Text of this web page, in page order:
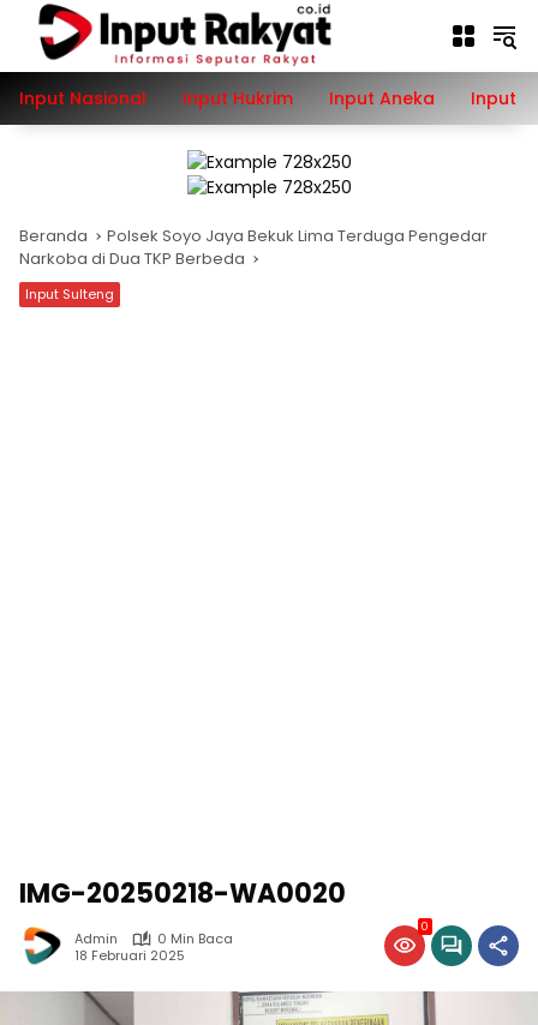
Langsung
konten
Input Nasional
Input Hukrim Input Aneka Input
Beranda
Polsek Soyo Jaya Bekuk Lima Terduga Pengedar
Narkoba di Dua TKP Berbeda
Input Sulteng
IMG-20250218-WA0020
Admin
0 Min Baca
18 Februari 2025
0